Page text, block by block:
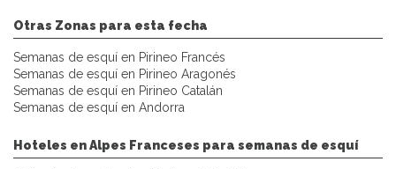
Otras Zonas para esta fecha
Semanas de esquí en Pirineo Francés
Semanas de esquí en Pirineo Aragonés
Semanas de esquí en Pirineo Catalán
Semanas de esquí en Andorra
Hoteles en Alpes Franceses para semanas de esquí